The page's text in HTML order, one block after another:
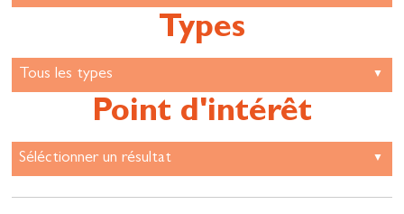
Types
Point d'intérêt